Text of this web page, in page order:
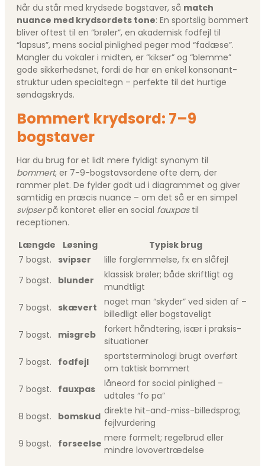
Når du står med krydsede bogstaver, så match
nuance med krydsordets tone: En sportslig bommert
bliver oftest til en “brøler”, en akademisk fodfejl til
“lapsus”, mens social pinlighed peger mod “fadæse”.
Mangler du vokaler i midten, er “kikser” og “blemme”
gode sikkerhedsnet, fordi de har en enkel konsonant­
struktur uden specialtegn – perfekte til det hurtige
søndagskryds.
Bommert krydsord: 7–9
bogstaver
Har du brug for et lidt mere fyldigt synonym til
bommert, er 7-9-bogstavs­ordene ofte dem, der
rammer plet. De fylder godt ud i diagrammet og giver
samtidig en præcis nuance – om det så er en simpel
svipserpå kontoret eller en social fauxpastil
receptionen.
Længde
Løsning
Typisk brug
7 bogst.
svipser
lille forglemmelse, fx en slåfejl
7 bogst.
blunder
klassisk brøler; både skriftligt og
mundtligt
7 bogst.
skævert
noget man “skyder” ved siden af –
billedligt eller bogstaveligt
7 bogst.
misgreb
forkert håndtering, især i praksis-
situationer
7 bogst.
fodfejl
sportster­minologi brugt overført
om taktisk bommert
7 bogst.
fauxpas
låneord for social pinlighed –
udtales “fo pa”
8 bogst.
bomskud direkte hit-and-miss-billedsprog;
fejlvurdering
9 bogst.
forseelse mere formelt; regelbrud eller
mindre lovovertrædelse